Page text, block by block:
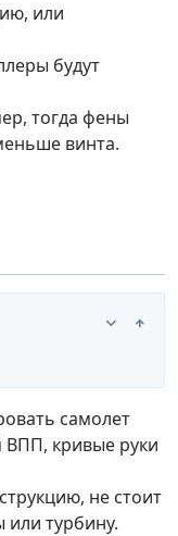
или
будут
тогда фены
винта.
самолет
ВПП, кривые руки
не стоит
турбину.